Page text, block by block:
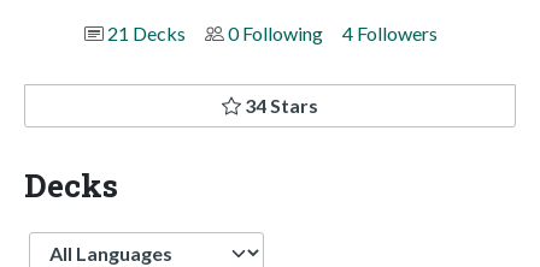
21 Decks
0 Following 4 Followers
34 Stars
Decks
Language